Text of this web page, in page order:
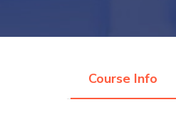
Course Info